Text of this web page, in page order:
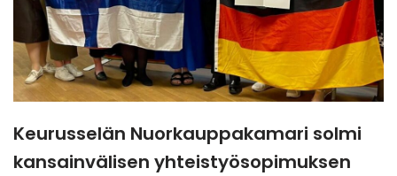
Keurusselän Nuorkauppakamari solmi
kansainvälisen yhteistyösopimuksen